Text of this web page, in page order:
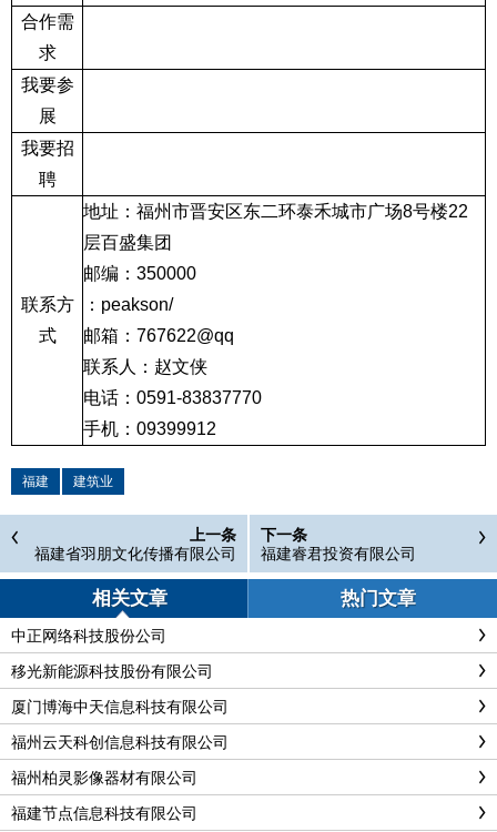
合作需
求
我要参
展
我要招
聘
联系方
式
地址：福州市晋安区东二环泰禾城市广场8号楼22
层百盛集团
邮编： 350000
： peakson/
邮箱： 767622@qq
联系人：赵文侠
电话： 0591-83837770
手机： 09399912
福建 建筑业
上一条
福建省羽朋文化传播有限公司
下一条
福建睿君投资有限公司
相关文章 热门文章
中正网络科技股份公司
移光新能源科技股份有限公司
厦门博海中天信息科技有限公司
福州云天科创信息科技有限公司
福州柏灵影像器材有限公司
福建节点信息科技有限公司